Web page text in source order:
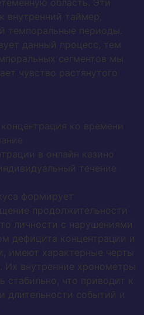
область. Эти
внутренний таймер,
темпоральные периоды.
данный процесс, тем
сегментов мы
чувство растянутого
ко времени
в онлайн казино
течение
формирует
продолжительности
личности с нарушениями
дефицита концентрации и
имеют характерные черты
Их внутренние хронометры
стабильно, что приводит к
длительности событий и